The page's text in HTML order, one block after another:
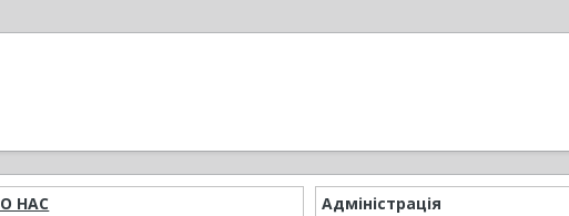
НАС Адміністрація